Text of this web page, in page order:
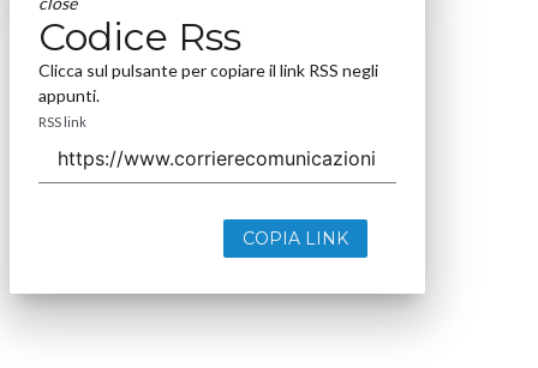
Codice Rss
Clicca sul pulsante per copiare il link RSS negli
appunti.
RSS link
COPIA LINK